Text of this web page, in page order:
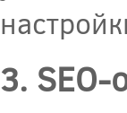
3. SEO-